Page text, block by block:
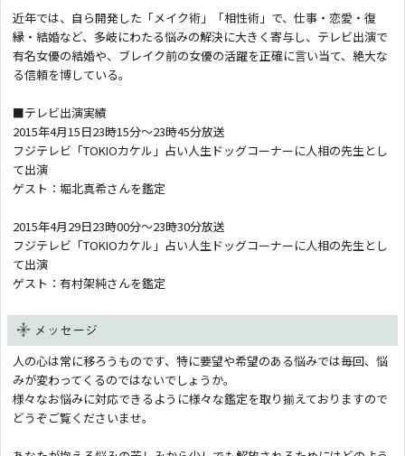
近年では、自ら開発した「メイク術」「相性術」で、仕事・恋愛・復
縁・結婚など、多岐にわたる悩みの解決に大きく寄与し、テレビ出演で
有名女優の結婚や、ブレイク前の女優の活躍を正確に言い当て、絶大な
る信頼を博している。
■テレビ出演実績
2015年4月15日23時15分〜23時45分放送
フジテレビ「TOKIOカケル」占い人生ドッグコーナーに人相の先生とし
て出演
ゲスト：堀北真希さんを鑑定
2015年4月29日23時00分〜23時30分放送
フジテレビ「TOKIOカケル」占い人生ドッグコーナーに人相の先生とし
て出演
ゲスト：有村架純さんを鑑定
メッセージ
人の心は常に移ろうものです、特に要望や希望のある悩みでは毎回、悩
みが変わってくるのではないでしょうか。
様々なお悩みに対応できるように様々な鑑定を取り揃えておりますので
どうぞご覧くださいませ。